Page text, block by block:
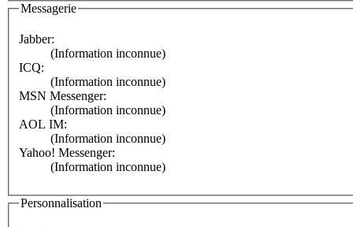
Messagerie
Jabber:
(Information inconnue)
ICQ:
(Information inconnue)
MSN Messenger:
(Information inconnue)
AOL IM:
(Information inconnue)
Yahoo! Messenger:
(Information inconnue)
Personnalisation